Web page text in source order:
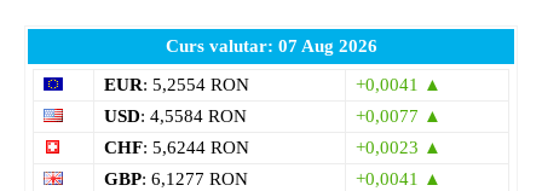
Curs valutar: 07 Aug 2026
EUR: 5,2554 RON
+0,0041 ▲
USD: 4,5584 RON
+0,0077 ▲
CHF: 5,6244 RON
+0,0023 ▲
GBP: 6,1277 RON
+0,0041 ▲